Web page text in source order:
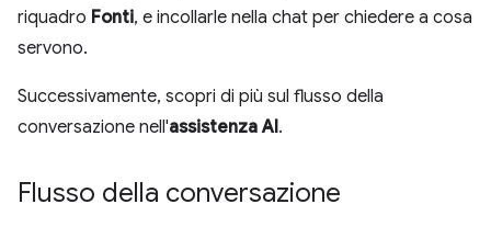
riquadro Fonti, e incollarle nella chat per chiedere a cosa
servono.
Successivamente, scopri di più sul flusso della
conversazione nell'assistenza AI.
Flusso della conversazione